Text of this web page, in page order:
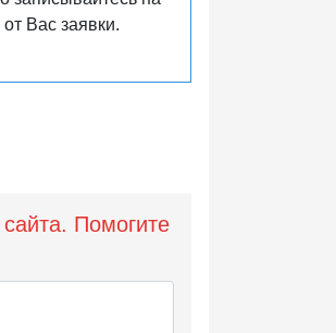
Вас заявки.
Помогите